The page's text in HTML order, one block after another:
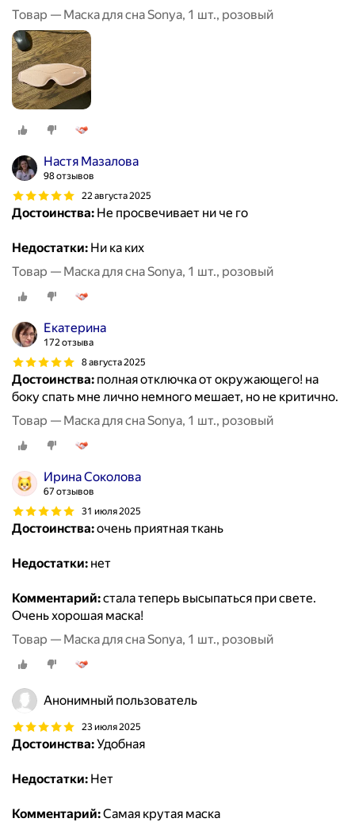
Товар — Маска для сна Sonya, 1 шт., розовый
Настя Мазалова
98 отзывов
22 августа 2025
Достоинства: Не просвечивает ни че го
Недостатки: Ни ка ких
Товар — Маска для сна Sonya, 1 шт., розовый
Екатерина
172 отзыва
8 августа 2025
Достоинства: полная отключка от окружающего! на
боку спать мне лично немного мешает, но не критично.
Товар — Маска для сна Sonya, 1 шт., розовый
Ирина Соколова
67 отзывов
31 июля 2025
Достоинства:очень приятная ткань
Недостатки: нет
Комментарий:стала теперь высыпаться при свете.
Очень хорошая маска!
Товар — Маска для сна Sonya, 1 шт., розовый
Анонимный пользователь
23 июля 2025
Достоинства:Удобная
Недостатки: Нет
Комментарий:Самая крутая маска